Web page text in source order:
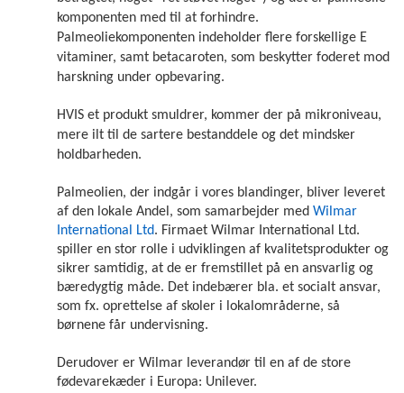
komponenten med til at forhindre.
Palmeoliekomponenten indeholder flere forskellige E
vitaminer, samt betacaroten, som beskytter foderet mod
harskning under opbevaring.
HVIS et produkt smuldrer, kommer der på mikroniveau,
mere ilt til de sartere bestanddele og det mindsker
holdbarheden.
Palmeolien, der indgår i vores blandinger, bliver leveret
af den lokale Andel, som samarbejder med Wilmar
International Ltd. Firmaet Wilmar International Ltd.
spiller en stor rolle i udviklingen af kvalitetsprodukter og
sikrer samtidig, at de er fremstillet på en ansvarlig og
bæredygtig måde. Det indebærer bla. et socialt ansvar,
som fx. oprettelse af skoler i lokalområderne, så
børnene får undervisning.
Derudover er Wilmar leverandør til en af de store
fødevarekæder i Europa: Unilever.